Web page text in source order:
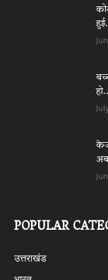
POPULAR
उत्तराखंड